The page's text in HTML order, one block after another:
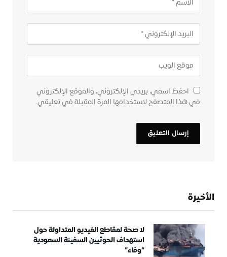
احفظ اسمي، بريدي الإلكتروني، والموقع الإلكتروني
في هذا المتصفح لاستخدامها المرة المقبلة في تعليقي.
الأخيرة
لا صحة لمقاطع الفيديو المتداولة حول
استهداف الحوثيين السفينة السعودية
“وفاء”